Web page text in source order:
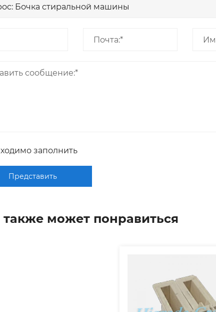
заполнить
Представить
может понравиться